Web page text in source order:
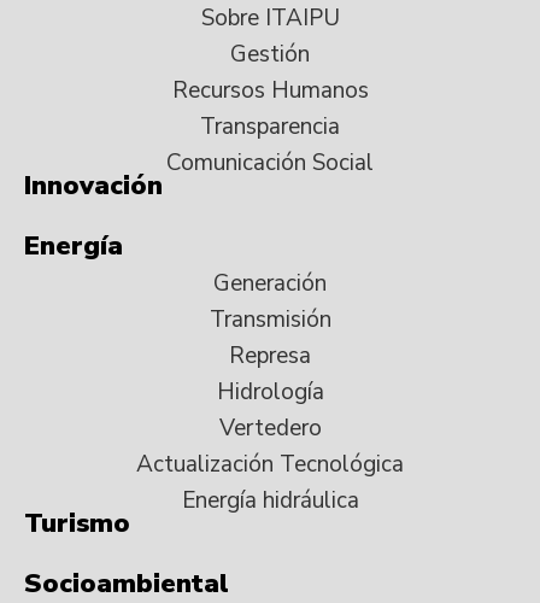
Sobre ITAIPU
Gestión
Recursos Humanos
Transparencia
Comunicación Social
Innovación
Energía
Generación
Transmisión
Represa
Hidrología
Vertedero
Actualización Tecnológica
Energía hidráulica
Turismo
Socioambiental